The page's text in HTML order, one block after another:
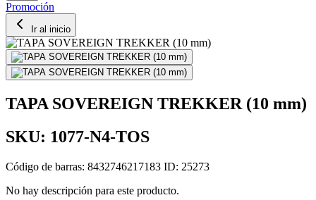
Promoción
Ir al inicio
TAPA SOVEREIGN TREKKER (10 mm)
SKU: 1077-N4-TOS
Código de barras: 8432746217183 ID: 25273
No hay descripción para este producto.